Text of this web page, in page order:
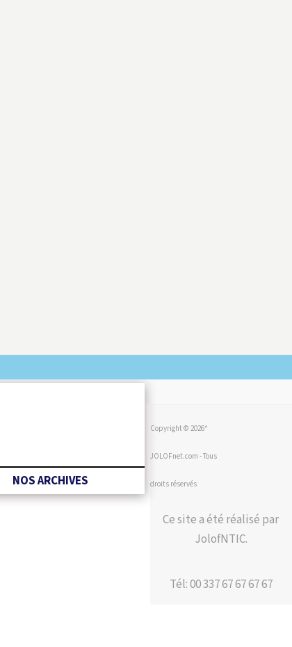
NOS ARCHIVES
Copyright © 2026*
JOLOFnet.com - Tous
droits réservés
Ce site a été réalisé par
JolofNTIC.
Tél: 00 337 67 67 67 67